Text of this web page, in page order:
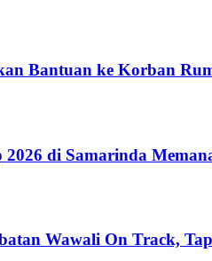
Bantuan ke Korban
di Samarinda
Wawali On Track,